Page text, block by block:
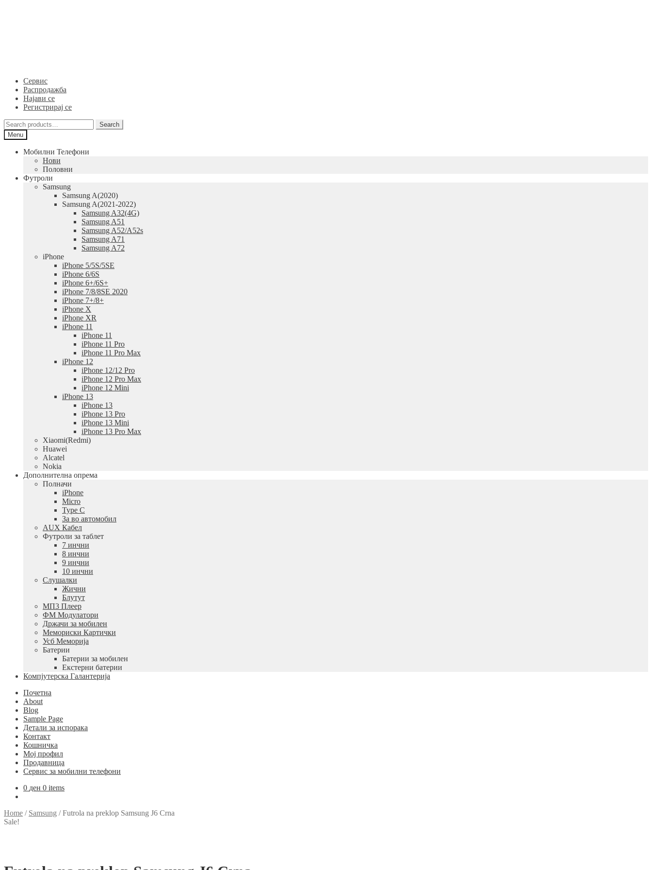
Сервис
Распродажба
Најави се
Регистрирај се
Search
for:
Search
Menu
Мобилни Телефони
Нови
Половни
Футроли
Samsung
Samsung A(2020)
Samsung A(2021-2022)
Samsung A32(4G)
Samsung A51
Samsung A52/A52s
Samsung A71
Samsung A72
iPhone
iPhone 5/5S/5SE
iPhone 6/6S
iPhone 6+/6S+
iPhone 7/8/8SE 2020
iPhone 7+/8+
iPhone X
iPhone XR
iPhone 11
iPhone 11
iPhone 11 Pro
iPhone 11 Pro Max
iPhone 12
iPhone 12/12 Pro
iPhone 12 Pro Max
iPhone 12 Mini
iPhone 13
iPhone 13
iPhone 13 Pro
iPhone 13 Mini
iPhone 13 Pro Max
Xiaomi(Redmi)
Huawei
Alcatel
Nokia
Дополнителна опрема
Полначи
iPhone
Micro
Type C
За во автомобил
AUX Кабел
Футроли за таблет
7 инчни
8 инчни
9 инчни
10 инчни
Слушалки
Жични
Блутут
МП3 Плеер
ФМ Модулатори
Држачи за мобилен
Мемориски Картички
Усб Меморија
Батерии
Батерии за мобилен
Екстерни батерии
Компјутерска Галантерија
Почетна
About
Blog
Sample Page
Детали за испорака
Контакт
Кошничка
Мој профил
Продавница
Сервис за мобилни телефони
0 ден 0 items
Home / Samsung /Futrola na preklop Samsung J6 Crna
Sale!